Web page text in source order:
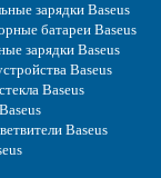
зарядки Baseus
батареи Baseus
зарядки Baseus
Baseus
Baseus
Baseus